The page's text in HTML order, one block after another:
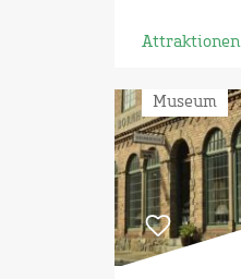
Attraktionen
Museum